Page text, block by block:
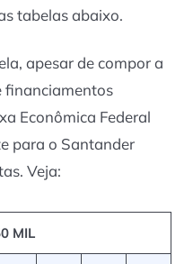
tabelas abaixo.
apesar de compor a
financiamentos
Econômica Federal
para o Santander
Veja:
MIL